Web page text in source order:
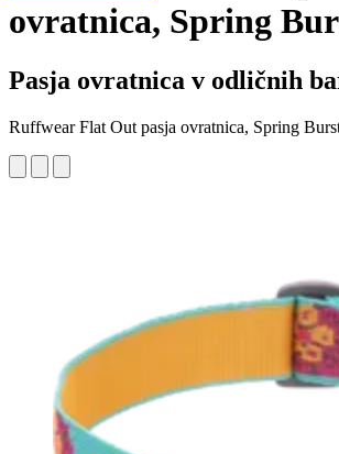
ovratnica, Spring
Pasja ovratnica v odličnih
Ruffwear Flat Out pasja ovratnica, Spring